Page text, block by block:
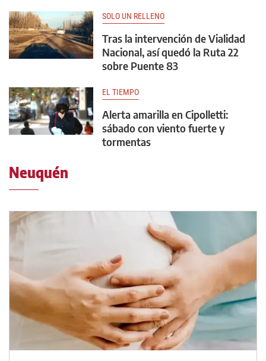
SOLO UN RELLENO
Tras la intervención de Vialidad
Nacional, así quedó la Ruta 22
sobre Puente 83
EL TIEMPO
Alerta amarilla en Cipolletti:
sábado con viento fuerte y
tormentas
Neuquén